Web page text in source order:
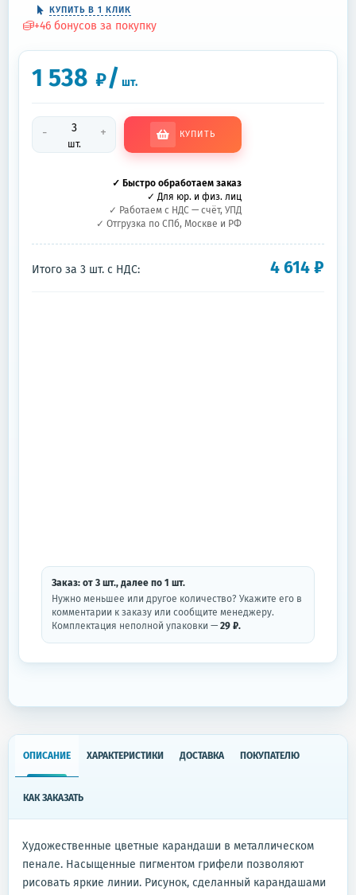
КУПИТЬ В 1 КЛИК
+46 бонусов за покупку
1 538 ₽/ шт.
-
шт.
+ КУПИТЬ
✓ Быстро обработаем заказ
✓ Для юр. и физ. лиц
✓ Работаем с НДС — счёт, УПД
✓ Отгрузка по СПб, Москве и РФ
Итого за 3 шт. с НДС: 4 614₽
Заказ: от 3 шт., далее по 1 шт.
Нужно меньшее или другое количество? Укажите его в
комментарии к заказу или сообщите менеджеру.
Комплектация неполной упаковки — 29 ₽.
ОПИСАНИЕ ХАРАКТЕРИСТИКИ ДОСТАВКА ПОКУПАТЕЛЮ
КАК ЗАКАЗАТЬ
Художественные цветные карандаши в металлическом
пенале. Насыщенные пигментом грифели позволяют
рисовать яркие линии. Рисунок, сделанный карандашами